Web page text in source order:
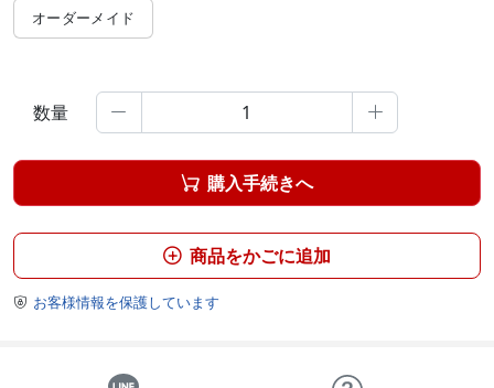
オーダーメイド
数量  
 購入手続きへ
 商品をかごに追加
 お客様情報を保護しています